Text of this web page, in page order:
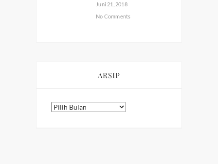
Juni 21, 2018
No Comments
ARSIP
Arsip